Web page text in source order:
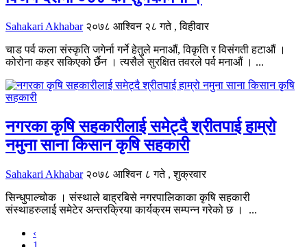
Sahakari Akhabar २०७८ आश्विन २८ गते , विहीवार
चाड पर्व कला संस्कृति जगेर्ना गर्ने हेतुले मनाऔं, विकृति र विसंगती हटाऔं ।
कोरोना कहर सकिएको र्छैन । त्यसैले सुरक्षित तवरले पर्व मनाऔं । ...
नगरका कृषि सहकारीलाई समेट्दै श्रीतपाई हाम्रो
नमुना साना किसान कृषि सहकारी
Sahakari Akhabar २०७८ आश्विन ८ गते , शुक्रवार
सिन्धुपाल्चोक । संस्थाले बाह्रबिसे नगरपालिकाका कृषि सहकारी
संस्थाहरुलाई समेटेर अन्तरक्रिया कार्यक्रम सम्पन्न गरेको छ । ...
‹